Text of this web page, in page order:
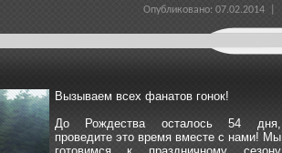
Опубликовано: 07.02.2014 |
Вызываем всех фанатов гонок!
До Рождества осталось 54 дня,
проведите это время вместе с нами! Мы